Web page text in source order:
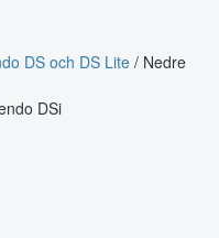
DS och DS Lite/ Nedre